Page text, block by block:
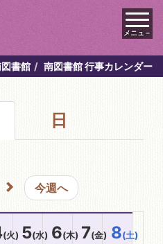
メニュ－
書館 南図書館 行事カレンダー
日
今週へ
(火) 5(水) 6(木) 7(金) 8(土)